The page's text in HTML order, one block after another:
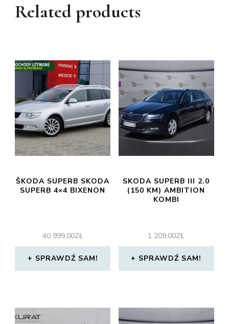
Related products
ŠKODA SUPERB SKODA
SUPERB 4×4 BIXENON
40 999,00ZŁ
SPRAWDŹ SAM!
SKODA SUPERB III 2.0
(150 KM) AMBITION
KOMBI
1 209,00ZŁ
SPRAWDŹ SAM!